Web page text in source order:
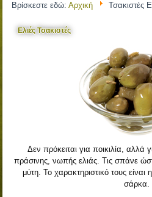
Βρίσκεστε εδώ:Αρχική Τσακιστές
Ελιές Τσακιστές
Δεν πρόκειται για ποικιλία, αλλά
πράσινης, νωπής ελιάς. Τις σπάνε
μύτη. Το χαρακτηριστικό τους
σάρκα.